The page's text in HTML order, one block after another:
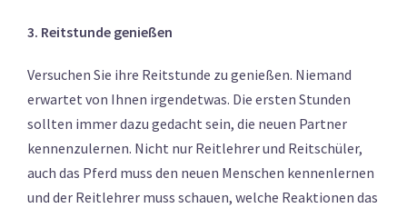
3. Reitstunde genießen
Versuchen Sie ihre Reitstunde zu genießen. Niemand
erwartet von Ihnen irgendetwas. Die ersten Stunden
sollten immer dazu gedacht sein, die neuen Partner
kennenzulernen. Nicht nur Reitlehrer und Reitschüler,
auch das Pferd muss den neuen Menschen kennenlernen
und der Reitlehrer muss schauen, welche Reaktionen das